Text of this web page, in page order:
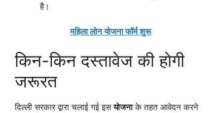
है।
महिला लोन योजना फॉर्म शुरू
किन-किन दस्तावेज की होगी
जरूरत
दिल्ली सरकार द्वारा चलाई गई इसयोजनाके तहत आवेदन करने